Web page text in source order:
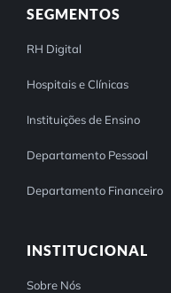
SEGMENTOS
RH Digital
Hospitais e Clínicas
Instituições de Ensino
Departamento Pessoal
Departamento Financeiro
INSTITUCIONAL
Sobre Nós